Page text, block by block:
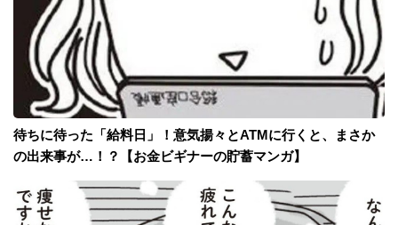
待ちに待った「給料日」！意気揚々とATMに行くと、まさか
の出来事が…！？【お金ビギナーの貯蓄マンガ】